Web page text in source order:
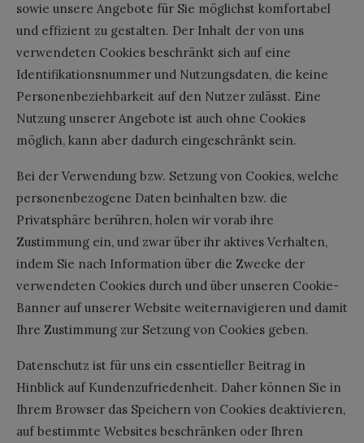
sowie unsere Angebote für Sie möglichst komfortabel
und effizient zu gestalten. Der Inhalt der von uns
verwendeten Cookies beschränkt sich auf eine
Identifikationsnummer und Nutzungsdaten, die keine
Personenbeziehbarkeit auf den Nutzer zulässt. Eine
Nutzung unserer Angebote ist auch ohne Cookies
möglich, kann aber dadurch eingeschränkt sein.
Bei der Verwendung bzw. Setzung von Cookies, welche
personenbezogene Daten beinhalten bzw. die
Privatsphäre berühren, holen wir vorab ihre
Zustimmung ein, und zwar über ihr aktives Verhalten,
indem Sie nach Information über die Zwecke der
verwendeten Cookies durch und über unseren Cookie-
Banner auf unserer Website weiternavigieren und damit
Ihre Zustimmung zur Setzung von Cookies geben.
Datenschutz ist für uns ein essentieller Beitrag in
Hinblick auf Kundenzufriedenheit. Daher können Sie in
Ihrem Browser das Speichern von Cookies deaktivieren,
auf bestimmte Websites beschränken oder Ihren